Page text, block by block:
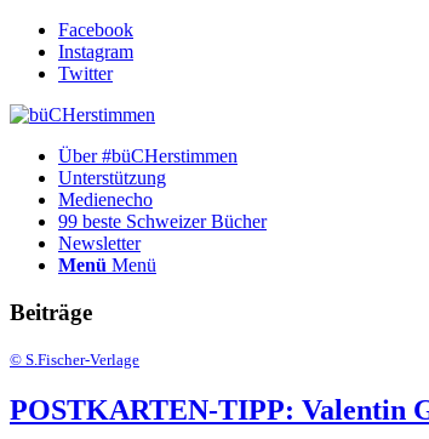
Facebook
Instagram
Twitter
Über #büCHerstimmen
Unterstützung
Medienecho
99 beste Schweizer Bücher
Newsletter
Menü Menü
Beiträge
© S.Fischer-Verlage
POSTKARTEN-TIPP: Valentin